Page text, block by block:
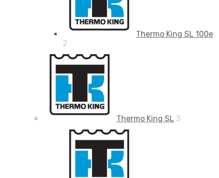
Thermo King SL 100e
2
Thermo King SL 3